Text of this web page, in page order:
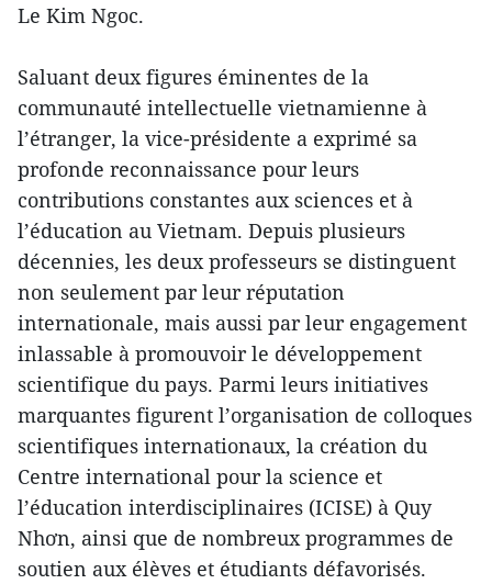
Le Kim Ngoc.
Saluant deux figures éminentes de la
communauté intellectuelle vietnamienne à
l’étranger, la vice-présidente a exprimé sa
profonde reconnaissance pour leurs
contributions constantes aux sciences et à
l’éducation au Vietnam. Depuis plusieurs
décennies, les deux professeurs se distinguent
non seulement par leur réputation
internationale, mais aussi par leur engagement
inlassable à promouvoir le développement
scientifique du pays. Parmi leurs initiatives
marquantes figurent l’organisation de colloques
scientifiques internationaux, la création du
Centre international pour la science et
l’éducation interdisciplinaires (ICISE) à Quy
Nhơn, ainsi que de nombreux programmes de
soutien aux élèves et étudiants défavorisés.